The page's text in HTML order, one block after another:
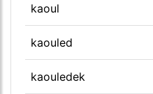
kaoul
kaouled
kaouledek